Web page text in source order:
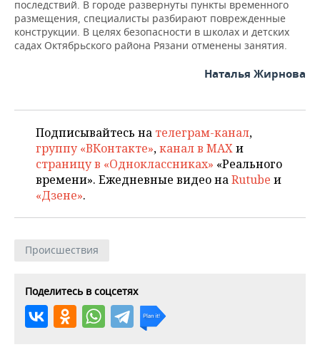
последствий. В городе развернуты пункты временного
размещения, специалисты разбирают поврежденные
конструкции. В целях безопасности в школах и детских
садах Октябрьского района Рязани отменены занятия.
Наталья Жирнова
Подписывайтесь на телеграм-канал,
группу «ВКонтакте»,канал в MAXи
страницу в «Одноклассниках» «Реального
времени». Ежедневные видео наRutube и
«Дзене».
Происшествия
Поделитесь в соцсетях